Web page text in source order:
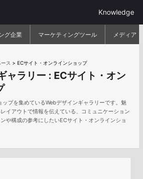
Knowledge
グ企業 マーケティングツール メディア
ス >ECサイト・オンラインショップ
ャラリー : ECサイト・オン
ップを集めているWebデザインギャラリーです。魅
イアウトで情報を伝えている、コミュニケーション
や構成の参考にしたいECサイト・オンラインショ